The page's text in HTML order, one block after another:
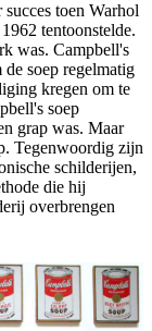
succes toen Warhol
tentoonstelde.
was. Campbell's
de soep regelmatig
kregen om te
soep
grap was. Maar
Tegenwoordig zijn
schilderijen,
die hij
overbrengen